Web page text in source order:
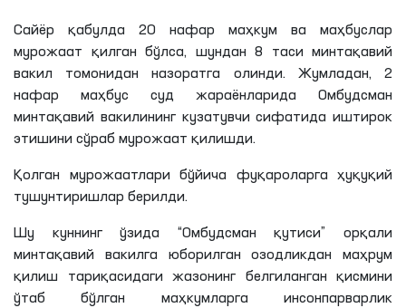
Сайёр қабулда 20 нафар маҳкум ва маҳбуслар
мурожаат қилган бўлса, шундан 8 таси минтақавий
вакил томонидан назоратга олинди. Жумладан, 2
нафар маҳбус суд жараёнларида Омбудсман
минтақавий вакилининг кузатувчи сифатида иштирок
этишини сўраб мурожаат қилишди.
Қолган мурожаатлари бўйича фуқароларга ҳуқуқий
тушунтиришлар берилди.
Шу куннинг ўзида “Омбудсман қутиси” орқали
минтақавий вакилга юборилган озодликдан маҳрум
қилиш тариқасидаги жазонинг белгиланган қисмини
ўтаб бўлган маҳкумларга инсонпарварлик